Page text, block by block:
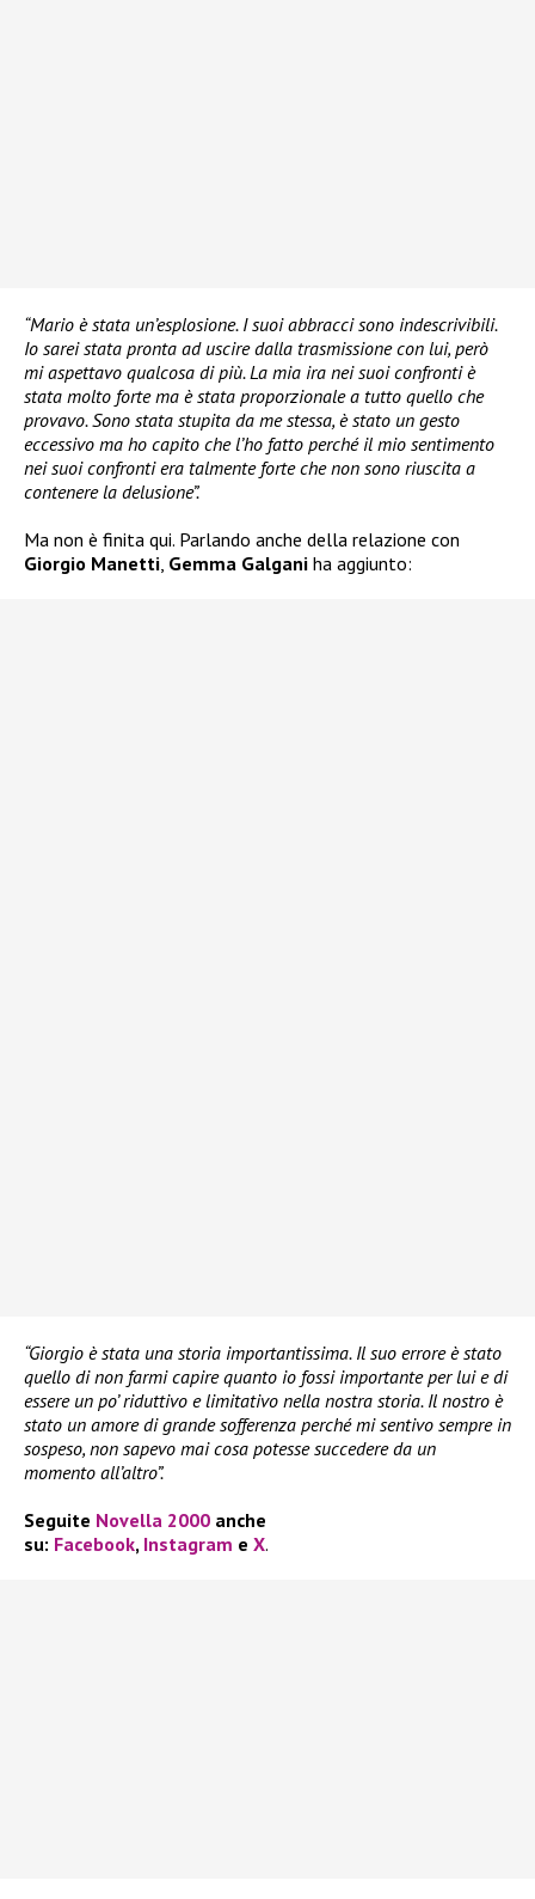
“Mario è stata un’esplosione. I suoi abbracci sono indescrivibili.
Io sarei stata pronta ad uscire dalla trasmissione con lui, però
mi aspettavo qualcosa di più. La mia ira nei suoi confronti è
stata molto forte ma è stata proporzionale a tutto quello che
provavo. Sono stata stupita da me stessa, è stato un gesto
eccessivo ma ho capito che l’ho fatto perché il mio sentimento
nei suoi confronti era talmente forte che non sono riuscita a
contenere la delusione”.
Ma non è finita qui. Parlando anche della relazione con
Giorgio Manetti, Gemma Galgani ha aggiunto:
“Giorgio è stata una storia importantissima. Il suo errore è stato
quello di non farmi capire quanto io fossi importante per lui e di
essere un po’ riduttivo e limitativo nella nostra storia. Il nostro è
stato un amore di grande sofferenza perché mi sentivo sempre in
sospeso, non sapevo mai cosa potesse succedere da un
momento all’altro”.
Seguite Novella 2000 anche
su: Facebook, Instagram e X.